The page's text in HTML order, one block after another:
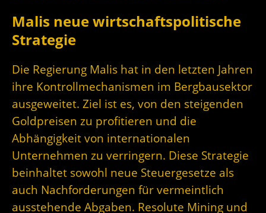
Malis neue wirtschaftspolitische
Strategie
Die Regierung Malis hat in den letzten Jahren
ihre Kontrollmechanismen im Bergbausektor
ausgeweitet. Ziel ist es, von den steigenden
Goldpreisen zu profitieren und die
Abhängigkeit von internationalen
Unternehmen zu verringern. Diese Strategie
beinhaltet sowohl neue Steuergesetze als
auch Nachforderungen für vermeintlich
ausstehende Abgaben. Resolute Mining und